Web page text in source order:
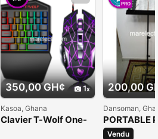
350,00 GH¢ 1
Kasoa, Ghana
Clavier T-Wolf One-
200,00
PRO
Dansoman,
PORTABLE
MUSIC
Vendu